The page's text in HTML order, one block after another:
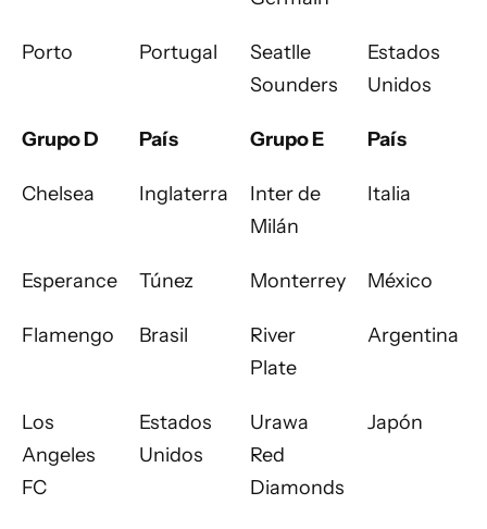
Porto Portugal
Seatlle
Sounders
Estados
Unidos
Grupo D País Grupo E País
Chelsea Inglaterra
Inter de
Milán
Italia
Esperance Túnez Monterrey México
Flamengo Brasil
River
Plate
Argentina
Los
Angeles
FC
Estados
Unidos
Urawa
Red
Diamonds
Japón